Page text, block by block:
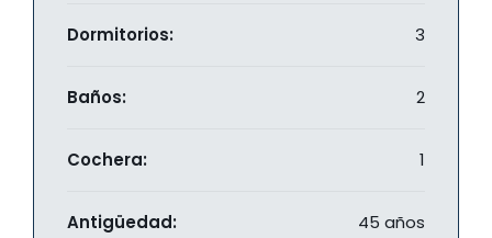
Dormitorios: 3
Baños: 2
Cochera: 1
Antigüedad: 45 años